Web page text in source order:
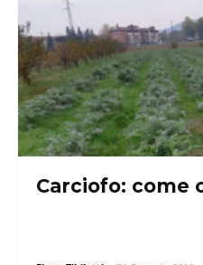
Carciofo: come